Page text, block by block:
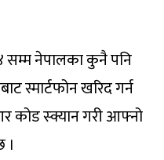
सम्म नेपालका कुनै पनि
स्मार्टफोन खरिद गर्न
कोड स्क्यान गरी आफ्नो
।